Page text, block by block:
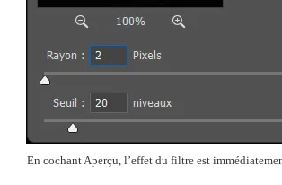
En cochant Aperçu, l’effet du filtre est